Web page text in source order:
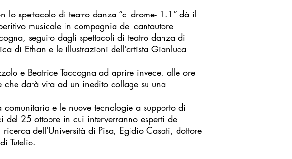
lo spettacolo di teatro danza “c_drome- 1.1” dà il
musicale in compagnia del cantautore
seguito dagli spettacoli di teatro danza di
di Ethan e le illustrazioni dell’artista Gianluca
e Beatrice Taccogna ad aprire invece, alle ore
darà vita ad un inedito collage su una
e le nuove tecnologie a supporto di
del 25 ottobre in cui interverranno esperti del
dell’Università di Pisa, Egidio Casati, dottore
Tutelio.